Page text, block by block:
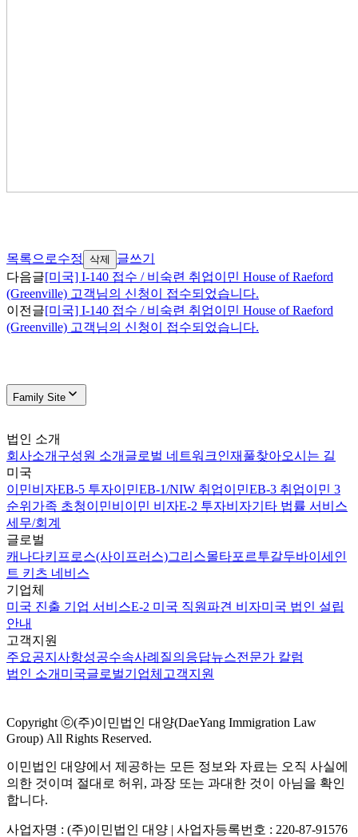
목록으로수정 삭제
글쓰기
다음글[미국] I-140 접수 / 비숙련 취업이민 House of Raeford
(Greenville) 고객님의 신청이 접수되었습니다.
이전글[미국] I-140 접수 / 비숙련 취업이민 House of Raeford
(Greenville) 고객님의 신청이 접수되었습니다.
Family Site
법인 소개
회사소개 구성원 소개 글로벌 네트워크인재풀찾아오시는 길
미국
이민비자EB-5 투자이민EB-1/NIW 취업이민EB-3 취업이민 3
순위 가족 초청이민비이민 비자E-2 투자비자기타 법률 서비스
세무/회계
글로벌
캐나다키프로스(사이프러스)그리스몰타포르투갈두바이 세인
트 키츠 네비스
기업체
미국 진출 기업 서비스E-2 미국 직원파견 비자미국 법인 설립
안내
고객지원
주요공지사항성공수속사례 질의응답뉴스전문가 칼럼
법인 소개 미국글로벌기업체 고객지원
Copyright ⓒ(주)이민법인 대양(DaeYang Immigration Law
Group) All Rights Reserved.
이민법인 대양에서 제공하는 모든 정보와 자료는 오직 사실에
의한 것이며 절대로 허위, 과장 또는 과대한 것이 아님을 확인
합니다.
사업자명 : (주)이민법인 대양 | 사업자등록번호 : 220-87-91576